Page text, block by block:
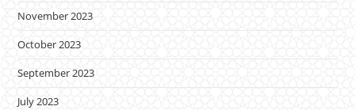
November 2023
October 2023
September 2023
July 2023